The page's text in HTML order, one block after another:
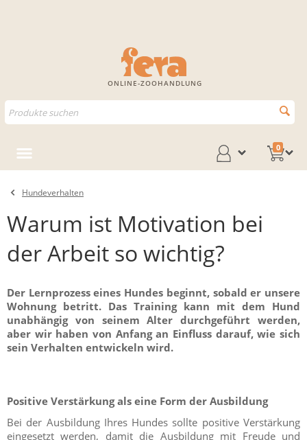
ONLINE-ZOOHANDLUNG
0
Hundeverhalten
Warum ist Motivation bei
der Arbeit so wichtig?
Der Lernprozess eines Hundes beginnt, sobald er unsere
Wohnung betritt. Das Training kann mit dem Hund
unabhängig von seinem Alter durchgeführt werden,
aber wir haben von Anfang an Einfluss darauf, wie sich
sein Verhalten entwickeln wird.
Positive Verstärkung als eine Form der Ausbildung
Bei der Ausbildung Ihres Hundes sollte positive Verstärkung
eingesetzt werden, damit die Ausbildung mit Freude und